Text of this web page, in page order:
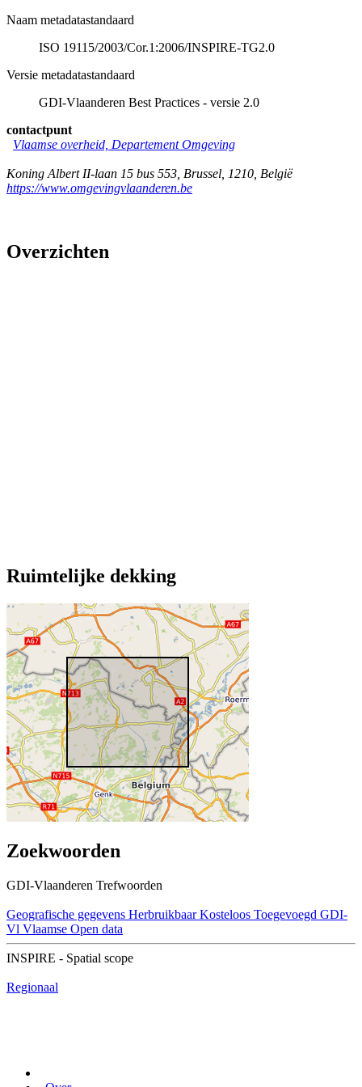
Naam metadatastandaard
ISO 19115/2003/Cor.1:2006/INSPIRE-TG2.0
Versie metadatastandaard
GDI-Vlaanderen Best Practices - versie 2.0
contactpunt
Vlaamse overheid, Departement Omgeving
Koning Albert II-laan 15 bus 553 Brussel 1210 België
https://www.omgevingvlaanderen.be
Overzichten
Ruimtelijke dekking
Zoekwoorden
GDI-Vlaanderen Trefwoorden
Geografische gegevens Herbruikbaar Kosteloos Toegevoegd GDI-
Vl Vlaamse Open data
INSPIRE - Spatial scope
Regionaal